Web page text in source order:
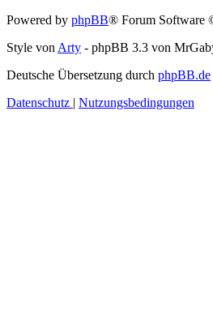
Powered by phpBB® Forum Software
Style von Arty - phpBB 3.3 von
Deutsche Übersetzung durch phpBB.de
Datenschutz | Nutzungsbedingungen